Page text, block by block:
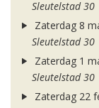
Sleutelstad 30
Zaterdag 8
Sleutelstad 30
Zaterdag 1
Sleutelstad 30
Zaterdag 22